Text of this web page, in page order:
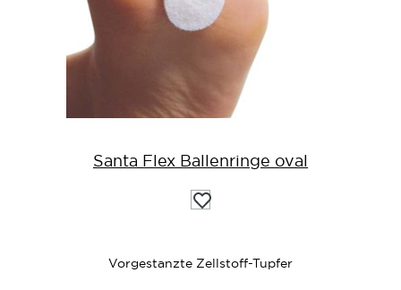
Santa Flex Ballenringe oval
Auf
die
Vorgestanzte Zellstoff-Tupfer